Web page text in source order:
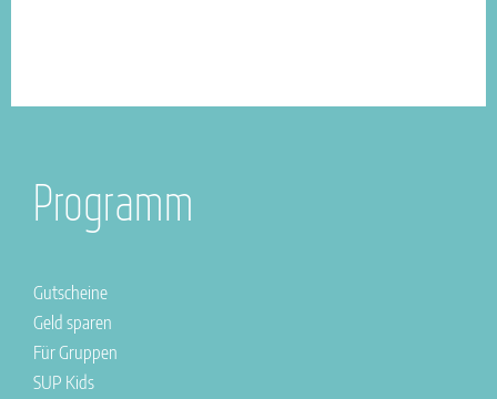
Programm
Gutscheine
Geld sparen
Für Gruppen
SUP Kids